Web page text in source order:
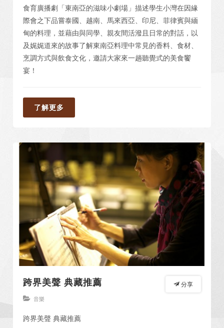
食育廣播劇「東南亞的滋味小劇場」描述學生小灣在因緣
際會之下品嘗泰國、越南、馬來西亞、印尼、菲律賓與緬
甸的料理，並藉由與同學、親友間活潑且日常的對話，以
及娓娓道來的故事了解東南亞料理中常見的香料、食材、
烹調方式與飲食文化，邀請大家來一趟聽覺式的美食饗
宴！
了解更多
分享
跨界美聲 典藏推薦
音樂
跨界美聲 典藏推薦